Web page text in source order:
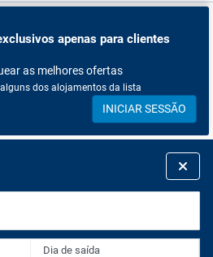
apenas para clientes
as melhores ofertas
dos alojamentos da lista
INICIAR SESSÃO
Dia de saída